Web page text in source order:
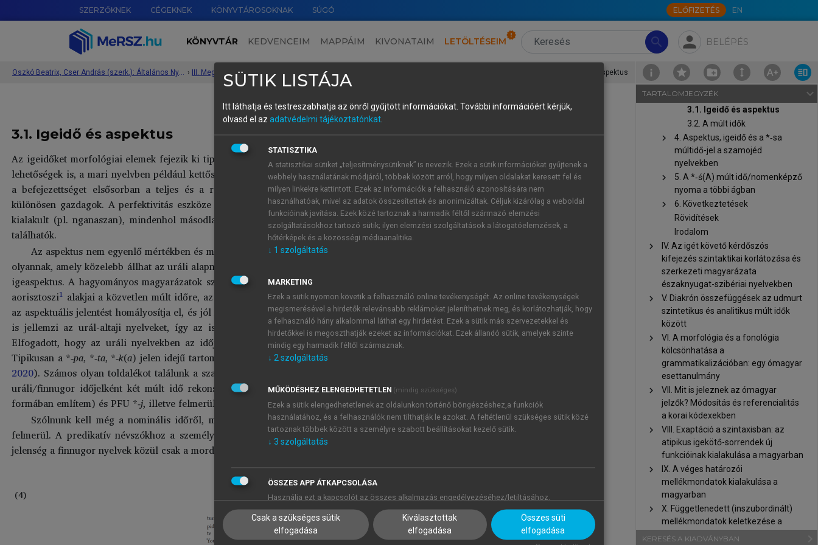
SZERZŐKNEK CÉGEKNEK KÖNYVTÁROSOKNAK SÚGÓ ELŐFIZETÉS EN
search person BELÉPÉS
KÖNYVTÁR KEDVENCEIM MAPPÁIM KIVONATAIM LETÖLTÉSEIM
Oszkó Beatrix, Cser András (szerk.): Általános Nyelvészeti Tanulmányok XXXVII. › 3.1. Igeidő és aspektus
3.1. Igeidő és aspektus
Az igeidőket morfológiai elemek fejezik ki tipikusan, az akcióminőséget jellemzően képzők. Derivációs eszközökön kívül vannak más
lehetőségek is, a mari nyelvben például kettős igei szerkezettel fejezik ki az akcióminőséget. A finnségi nyelvek a folyamatosságot és
a befejezettséget elsősorban a teljes és a részleges tárgy segítségével fejezik ki. A szamojéd nyelvek akcióminőség-képzőkben
különösen gazdagok. A perfektivitás eszköze az ugor nyelvekben lehet igekötő, csakúgy, mint az észtben is. Ahol morfológiai jövő
kialakult (pl. nganaszan), mindenhol másodlagos fejlődés eredménye. Összetett igeidők elsősorban a nyugati finnugor nyelvekben
találhatók.
Az aspektus nem egyenlő mértékben és módon jellemzi a nyelvcsalád két fő ágának nyelveit. A szamojéd nyelvek rendszerét vélik
olyannak, amely közelebb állhat az uráli alapnyelvi állapothoz: a szamojéd, különösen az északi-szamojéd nyelvekben meghatározó az
igeaspektus. A hagyományos magyarázatok szerint a lexéma inherens aspektuális tartalma meghatározott, a perfektív igék jelöletlen
aorisztoszi1 alakjai a közvetlen múlt időre, az imperfektívek pedig a jelen időre utalnak.2Ez a funkcionális felosztás ugyanakkor épp
az aspektuális jelentést homályosítja el, és jól mutatja a deiktikus időkategóriákhoz való ragaszkodást a leírásokban. Ráadásul ez nem
is jellemzi az urál-altaji nyelveket, így az is felmerült, hogy ez a jelenség másodlagos újítás (pl.Honti 1994;Janhunen 2020
Elfogadott, hogy az uráli nyelvekben az időjelek nagyrészt képzőkből (participiumok, infinitívuszok, konverbiumok) alakultak ki.
Tipikusan a *‑pa, *‑ta, *‑k(a) jelen idejű tartományokban jelennek meg, míg a *
2020). Számos olyan toldalékot találunk a szamojéd nyelvekben, amelyek véges és nem véges igei alakokat is létrehozhatnak. Proto-
uráli/finnugor időjelként két múlt idő rekonstrukciója számít elfogadottnak: PU *‑ś(A)-(Aikio 2022
formában említem) és PFU *‑j, illetve felmerült a jelöletlen jelen mellett egy esetleges jelölt jelen is (*‑k).
Szólnunk kell még a nominális időről, mely terminus a szakirodalomban két, egyébként egymástól eltérő jelenség esetében is
felmerül. A predikatív névszókhoz a személyragokon kívül múltidő-jelölő is kapcsolódhat az enyecben és a nyenyecben. (Hasonló
jelenség a finnugor nyelvek közül csak a mordvinban fordul elő.) Például:
(4)
TARTALOMJEGYZÉK navigate_next
igeaspektus kérdéséhez
1. Bevezetés
chevron_right
2. Standard és nem standard
múlt idő
aspektusrendszere: az
alapnyelv(ek) hagyományos
leírása
3.1. Igeidő és aspektus
3.2. A múlt idők
chevron_right
4. Aspektus, igeidő és a *‑sa
múltidő-jel a szamojéd
nyelvekben
chevron_right
5. A *‑ś(A) múlt idő/nomenképző
nyoma a többi ágban
chevron_right
6. Következtetések
Rövidítések
Irodalom
chevron_right
IV. Az igét követő kérdőszós
kifejezés szintaktikai korlátozása és
szerkezeti magyarázata
északnyugat-szibériai nyelvekben
chevron_right
V. Diakrón összefüggések az udmurt
szintetikus és analitikus múlt idők
között
chevron_right
VI. A morfológia és a fonológia
kölcsönhatása a
grammatikalizációban: egy ómagyar
esettanulmány
chevron_right
VII. Mit is jeleznek az ómagyar
jelzők? Módosítás és referencialitás
a korai kódexekben
chevron_right
VIII. Exaptáció a szintaxisban: az
atipikus igekötő-sorrendek új
funkcióinak kialakulása a magyarban
chevron_right
IX. A véges határozói
mellékmondatok kialakulása a
magyarban
chevron_right
X. Függetlenedett (inszubordinált)
mellékmondatok keletkezése a
magyarban
KERESÉS A KIADVÁNYBAN
SÜTIK LISTÁJA
Itt láthatja és testreszabhatja az önről gyűjtött információkat. További információért kérjük,
olvasd el az adatvédelmi tájékoztatónkat.
STATISZTIKA
A statisztikai sütiket „teljesítménysütiknek” is nevezik. Ezek a sütik információkat gyűjtenek a
webhely használatának módjáról, többek között arról, hogy milyen oldalakat keresett fel és
milyen linkekre kattintott. Ezek az információk a felhasználó azonosítására nem
használhatóak, mivel az adatok összesítettek és anonimizáltak. Céljuk kizárólag a weboldal
funkcióinak javítása. Ezek közé tartoznak a harmadik féltől származó elemzési
szolgáltatásokhoz tartozó sütik; ilyen elemzési szolgáltatások a látogatóelemzések, a
hőtérképek és a közösségi médiaanalitika.
↓ 1 szolgáltatás
MARKETING
Ezek a sütik nyomon követik a felhasználó online tevékenységét. Az online tevékenységek
megismerésével a hirdetők relevánsabb reklámokat jeleníthetnek meg, és korlátozhatják, hogy
a felhasználó hány alkalommal láthat egy hirdetést. Ezek a sütik más szervezetekkel és
hirdetőkkel is megoszthatják ezeket az információkat. Ezek állandó sütik, amelyek szinte
mindig egy harmadik féltől származnak.
↓ 2szolgáltatás
MŰKÖDÉSHEZ ELENGEDHETETLEN (mindig szükséges)
Ezek a sütik elengedhetetlenek az oldalunkon történő böngészéshez,a funkciók
használatához, és a felhasználók nem tilthatják le azokat. A feltétlenül szükséges sütik közé
tartoznak többek között a személyre szabott beállításokat kezelő sütik.
↓ 3 szolgáltatás
ÖSSZES APP ÁTKAPCSOLÁSA
Használja ezt a kapcsolót az összes alkalmazás engedélyezéséhez/letiltásához.
Csak a szükséges sütik
elfogadása
Kiválasztottak
elfogadása
Összes süti
elfogadása